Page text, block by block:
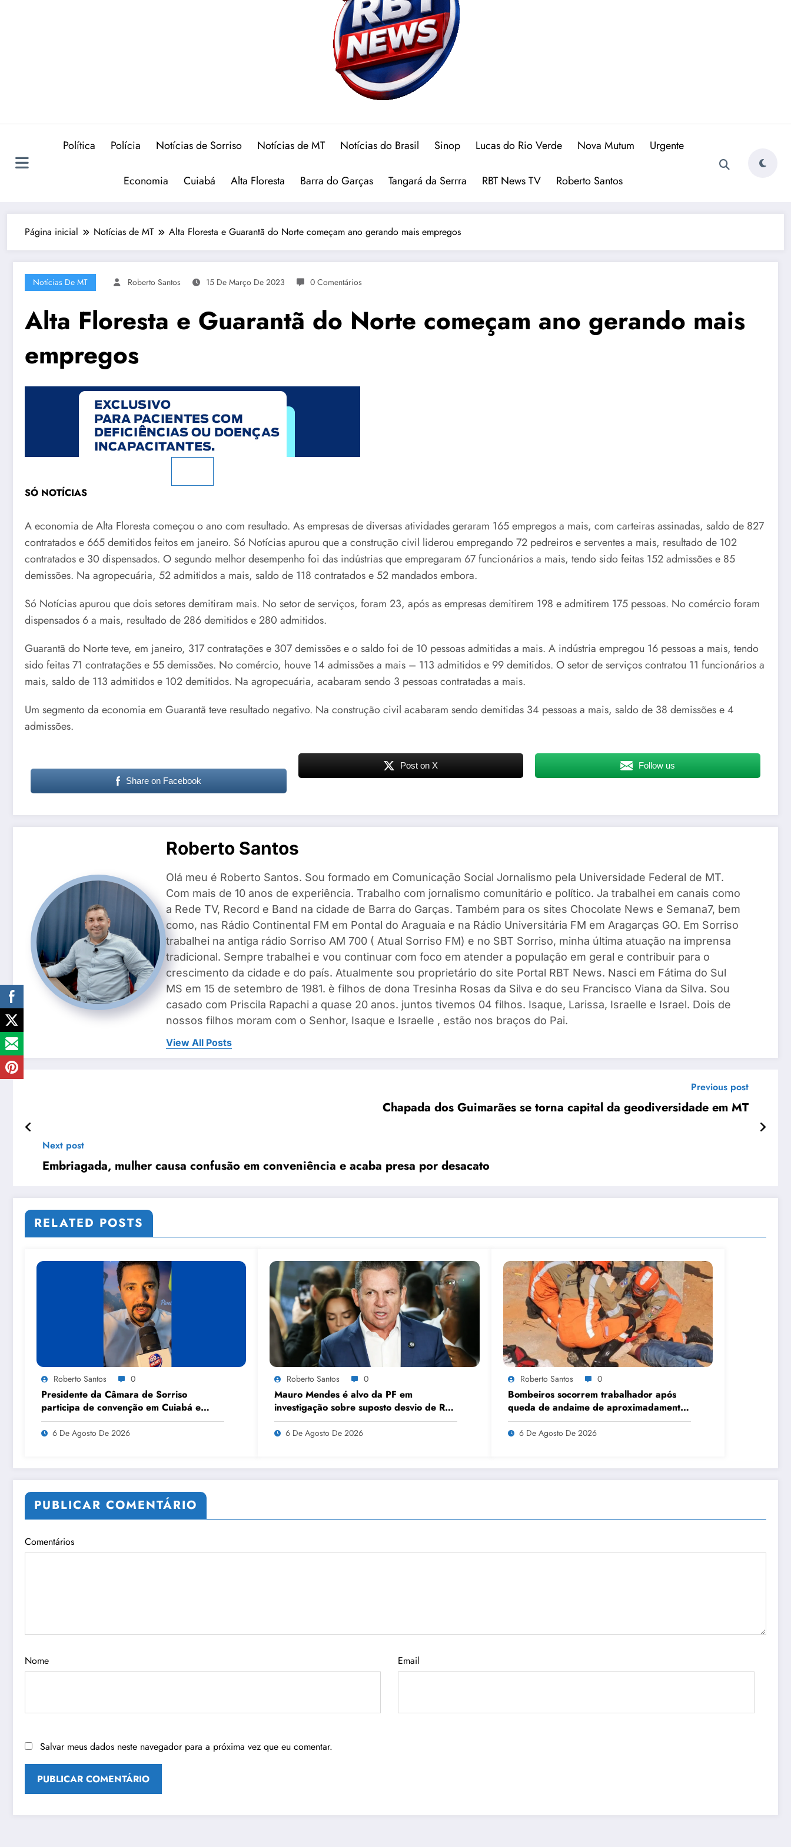
Política Polícia Notícias de Sorriso Notícias de MT Notícias do Brasil Sinop Lucas do Rio Verde Nova Mutum Urgente
Economia Cuiabá Alta Floresta Barra do Garças Tangará da Serrra RBT News TV Roberto Santos
Página inicial Notícias de MT Alta Floresta e Guarantã do Norte começam ano gerando mais empregos
Notícias De MT Roberto Santos 15 De Março De 2023 0 Comentários
Alta Floresta e Guarantã do Norte começam ano gerando mais
empregos
SÓ NOTÍCIAS
A economia de Alta Floresta começou o ano com resultado. As empresas de diversas atividades geraram 165 empregos a mais, com carteiras assinadas, saldo de 827
contratados e 665 demitidos feitos em janeiro. Só Notícias apurou que a construção civil liderou empregando 72 pedreiros e serventes a mais, resultado de 102
contratados e 30 dispensados. O segundo melhor desempenho foi das indústrias que empregaram 67 funcionários a mais, tendo sido feitas 152 admissões e 85
demissões. Na agropecuária, 52 admitidos a mais, saldo de 118 contratados e 52 mandados embora.
Só Notícias apurou que dois setores demitiram mais. No setor de serviços, foram 23, após as empresas demitirem 198 e admitirem 175 pessoas. No comércio foram
dispensados 6 a mais, resultado de 286 demitidos e 280 admitidos.
Guarantã do Norte teve, em janeiro, 317 contratações e 307 demissões e o saldo foi de 10 pessoas admitidas a mais. A indústria empregou 16 pessoas a mais, tendo
sido feitas 71 contratações e 55 demissões. No comércio, houve 14 admissões a mais – 113 admitidos e 99 demitidos. O setor de serviços contratou 11 funcionários a
mais, saldo de 113 admitidos e 102 demitidos. Na agropecuária, acabaram sendo 3 pessoas contratadas a mais.
Um segmento da economia em Guarantã teve resultado negativo. Na construção civil acabaram sendo demitidas 34 pessoas a mais, saldo de 38 demissões e 4
admissões.
Share on Facebook
Post on X Follow us
Roberto Santos
Olá meu é Roberto Santos. Sou formado em Comunicação Social Jornalismo pela Universidade Federal de MT.
Com mais de 10 anos de experiência. Trabalho com jornalismo comunitário e político. Ja trabalhei em canais como
a Rede TV, Record e Band na cidade de Barra do Garças. Também para os sites Chocolate News e Semana7, bem
como, nas Rádio Continental FM em Pontal do Araguaia e na Rádio Universitária FM em Aragarças GO. Em Sorriso
trabalhei na antiga rádio Sorriso AM 700 ( Atual Sorriso FM) e no SBT Sorriso, minha última atuação na imprensa
tradicional. Sempre trabalhei e vou continuar com foco em atender a população em geral e contribuir para o
crescimento da cidade e do país. Atualmente sou proprietário do site Portal RBT News. Nasci em Fátima do Sul
MS em 15 de setembro de 1981. è filhos de dona Tresinha Rosas da Silva e do seu Francisco Viana da Silva. Sou
casado com Priscila Rapachi a quase 20 anos. juntos tivemos 04 filhos. Isaque, Larissa, Israelle e Israel. Dois de
nossos filhos moram com o Senhor, Isaque e Israelle , estão nos braços do Pai.
View All Posts
Previous post
Chapada dos Guimarães se torna capital da geodiversidade em MT
Next post
Embriagada, mulher causa confusão em conveniência e acaba presa por desacato
RELATED POSTS
Roberto Santos 0
Presidente da Câmara de Sorriso
participa de convenção em Cuiabá e
anuncia apoio a candidatos nas eleições
6 De Agosto De 2026
Roberto Santos 0
Mauro Mendes é alvo da PF em
investigação sobre suposto desvio de R$
308 milhões em acordo com empresa
telefônica
6 De Agosto De 2026
Roberto Santos 0
Bombeiros socorrem trabalhador após
queda de andaime de aproximadamente
sete metros em Sinop
6 De Agosto De 2026
PUBLICAR COMENTÁRIO
Comentários
Nome Email
Salvar meus dados neste navegador para a próxima vez que eu comentar.